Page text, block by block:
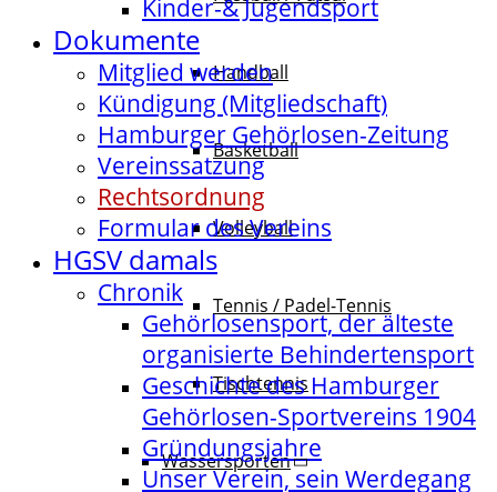
Handball
Basketball
Volleyball
Tennis / Padel-Tennis
Tischtennis
Wassersporten
Kinder-& Jugendsport
Dokumente
Mitglied werden
Kündigung (Mitgliedschaft)
Hamburger Gehörlosen-Zeitung
Vereinssatzung
Rechtsordnung
Formular des Vereins
HGSV damals
Chronik
Gehörlosensport, der älteste
organisierte Behindertensport
Geschichte des Hamburger
Gehörlosen-Sportvereins 1904
Gründungsjahre
Unser Verein, sein Werdegang